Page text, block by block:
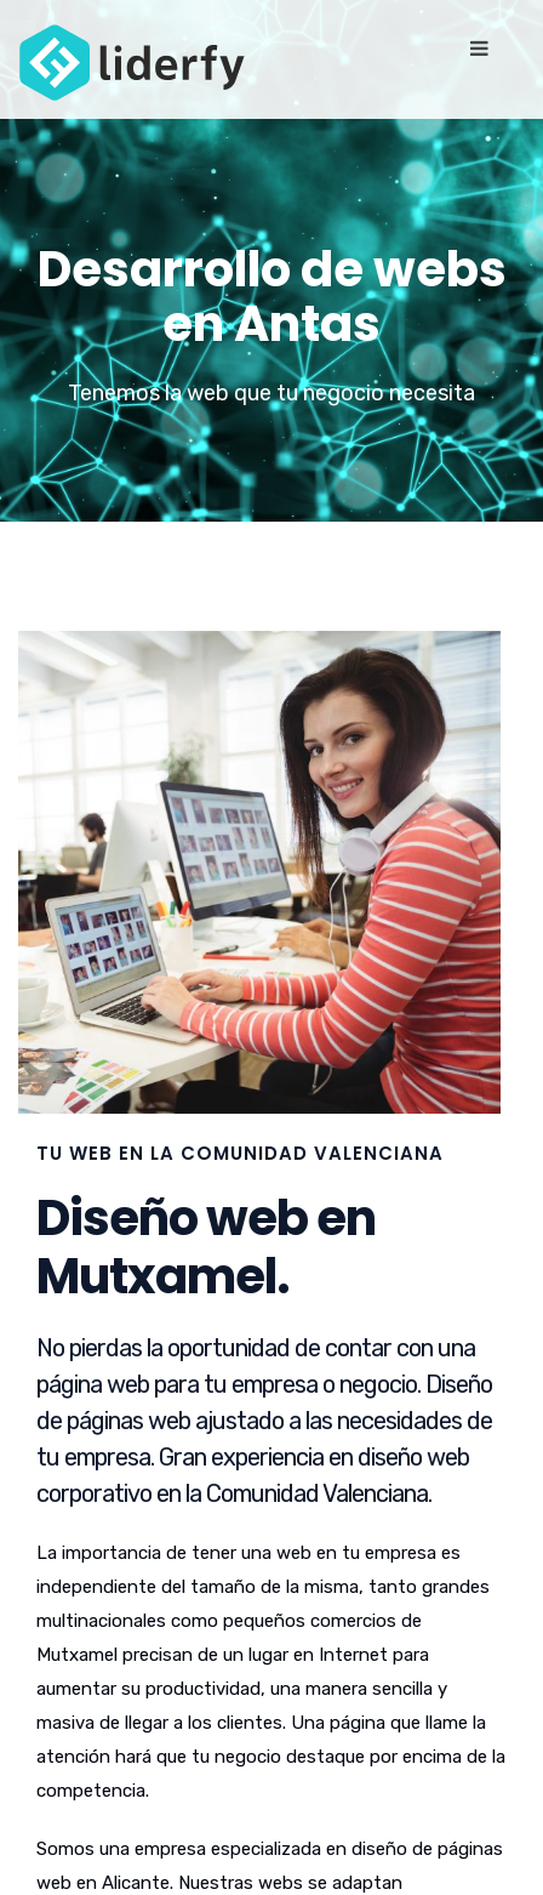
Desarrollo de webs
en Antas
Tenemos la web que tu negocio necesita
TU WEB EN LA COMUNIDAD VALENCIANA
Diseño web en
Mutxamel.
No pierdas la oportunidad de contar con una
página web para tu empresa o negocio. Diseño
de páginas web ajustado a las necesidades de
tu empresa. Gran experiencia en diseño web
corporativo en la Comunidad Valenciana.
La importancia de tener una web en tu empresa es
independiente del tamaño de la misma, tanto grandes
multinacionales como pequeños comercios de
Mutxamel precisan de un lugar en Internet para
aumentar su productividad, una manera sencilla y
masiva de llegar a los clientes. Una página que llame la
atención hará que tu negocio destaque por encima de la
competencia.
Somos una empresa especializada en diseño de páginas
web en Alicante. Nuestras webs se adaptan